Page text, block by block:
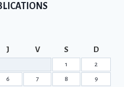
J V S D
1 2
6 7 8 9